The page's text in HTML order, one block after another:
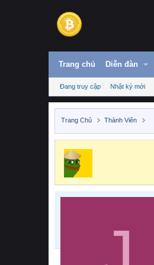
Trang chủ Diễn đàn
Đang truy cập Nhật ký mới
Trang Chủ Thành Viên